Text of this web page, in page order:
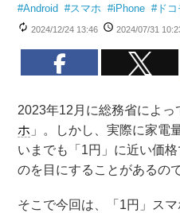
#Android #スマホ #iPhone #ドコ
2024/12/24 13:46 2024/07/31
2023年12月に総務省によっ
ホ 」。しかし、実際に家電
いまでも「1円」に近い価
のを目にすることがあるの
そこで今回は、「1円」ス